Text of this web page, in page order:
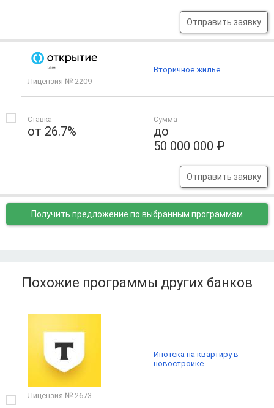
Отправить заявку
Лицензия № 2209
Ставка
от 26.7%
Сумма
до
50 000 000 ₽
Отправить заявку
Вторичное жилье
Получить предложение по выбранным программам
Похожие программы других банков
Лицензия № 2673
Ипотека на квартиру в
новостройке